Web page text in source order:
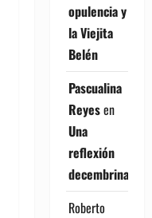
opulencia y
la Viejita
Belén
Pascualina
Reyesen
Una
reflexión
decembrina
Roberto